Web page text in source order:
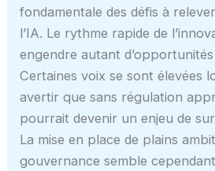
fondamentale des défis à
l’IA. Le rythme rapide de
engendre autant
Certaines voix se sont élevées
avertir que sans régulation
pourrait devenir un enjeu de
La mise en place de plains
gouvernance semble